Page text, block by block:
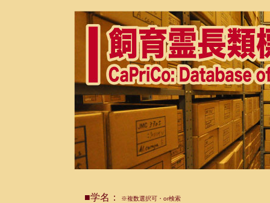
■学名： ※複数選択可・or検索